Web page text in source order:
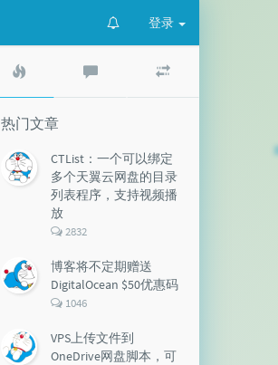
登录
文
章
评
文
热门文章
CTList：一个可以绑定
多个天翼云网盘的目录
列表程序，支持视频播
放
评
数：
2832
博客将不定期赠送
DigitalOcean $50优惠码
评
数：
1046
VPS上传文件到
OneDrive网盘脚本，可